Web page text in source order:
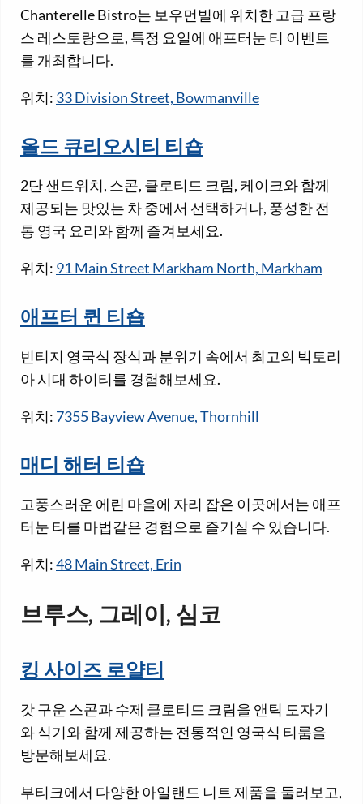
Chanterelle Bistro는 보우먼빌에 위치한 고급 프랑
스 레스토랑으로, 특정 요일에 애프터눈 티 이벤트
를 개최합니다.
위치: 33 Division Street, Bowmanville
올드 큐리오시티 티숍
2단 샌드위치, 스콘, 클로티드 크림, 케이크와 함께
제공되는 맛있는 차 중에서 선택하거나, 풍성한 전
통 영국 요리와 함께 즐겨보세요.
위치: 91 Main Street Markham North, Markham
애프터 퀸 티숍
빈티지 영국식 장식과 분위기 속에서 최고의 빅토리
아 시대 하이티를 경험해보세요.
위치: 7355 Bayview Avenue, Thornhill
매디 해터 티숍
고풍스러운 에린 마을에 자리 잡은 이곳에서는 애프
터눈 티를 마법같은 경험으로 즐기실 수 있습니다.
위치:48 Main Street, Erin
브루스, 그레이, 심코
킹 사이즈 로얄티
갓 구운 스콘과 수제 클로티드 크림을 앤틱 도자기
와 식기와 함께 제공하는 전통적인 영국식 티룸을
방문해보세요.
부티크에서 다양한 아일랜드 니트 제품을 둘러보고,